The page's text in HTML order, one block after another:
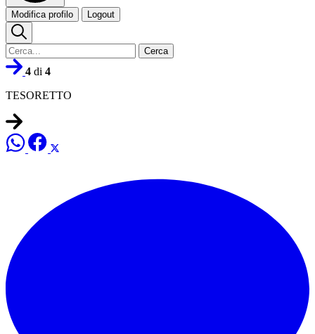
Modifica profilo Logout
Cerca
4 di 4
TESORETTO